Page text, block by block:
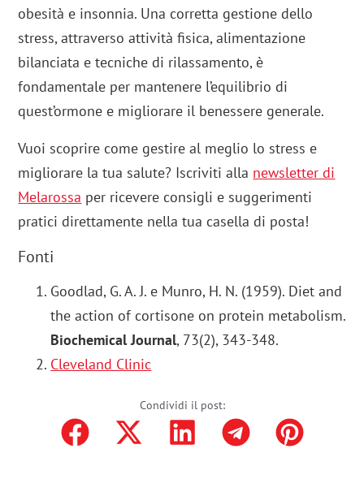
obesità e insonnia. Una corretta gestione dello
stress, attraverso attività fisica, alimentazione
bilanciata e tecniche di rilassamento, è
fondamentale per mantenere l’equilibrio di
quest’ormone e migliorare il benessere generale.
Vuoi scoprire come gestire al meglio lo stress e
migliorare la tua salute? Iscriviti alla newsletter di
Melarossa per ricevere consigli e suggerimenti
pratici direttamente nella tua casella di posta!
Fonti
Goodlad, G. A. J. e Munro, H. N. (1959). Diet and
the action of cortisone on protein metabolism.
Biochemical Journal, 73(2), 343-348.
Cleveland Clinic
Condividi il post: